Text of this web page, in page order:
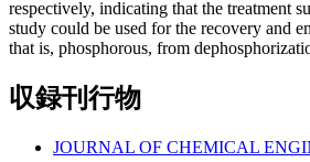
respectively, indicating that the treatment
study could be used for the recovery and
that is, phosphorous, from
収録刊行物
JOURNAL OF CHEMICAL